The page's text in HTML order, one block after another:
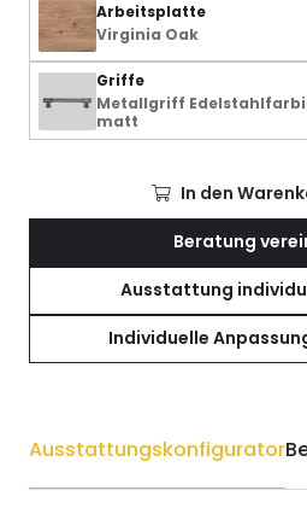
Arbeitsplatte
Virginia Oak
Griffe
Metallgriff
matt
In den
Beratung
Ausstattung
Individuelle
Ausstattungskonfigurator